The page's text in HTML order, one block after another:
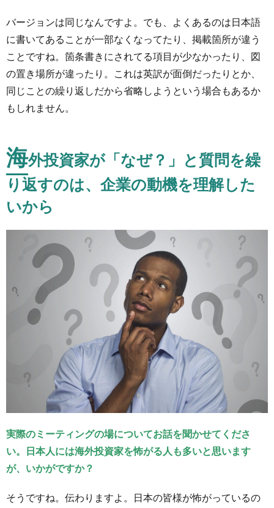
バージョンは同じなんですよ。でも、よくあるのは日本語
に書いてあることが一部なくなってたり、掲載箇所が違う
ことですね。箇条書きにされてる項目が少なかったり、図
の置き場所が違ったり。これは英訳が面倒だったりとか、
同じことの繰り返しだから省略しようという場合もあるか
もしれません。
海外投資家が「なぜ？」と質問を繰
り返すのは、企業の動機を理解した
いから
実際のミーティングの場についてお話を聞かせてくださ
い。日本人には海外投資家を怖がる人も多いと思います
が、いかがですか？
そうですね。伝わりますよ。日本の皆様が怖がっているの